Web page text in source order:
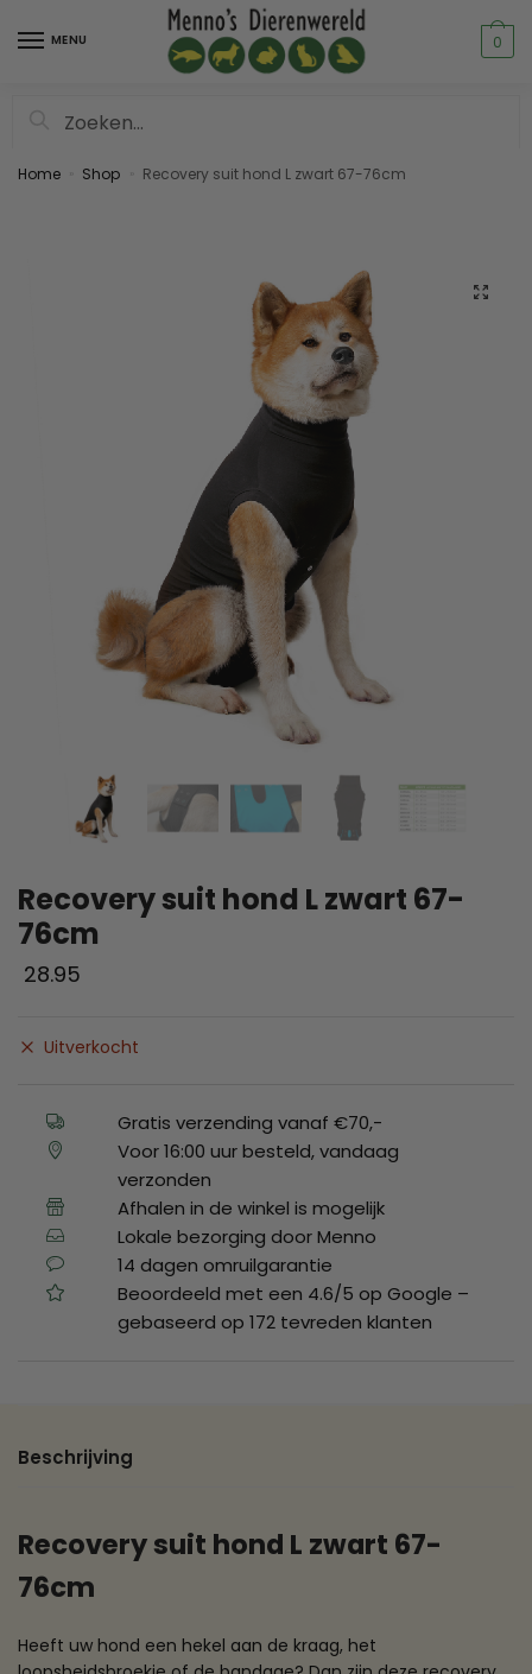
MENU 0
Home Shop Recovery suit hond L zwart 67-76cm
Recovery suit hond L zwart 67-
76cm
28.95
Uitverkocht
Gratis verzending vanaf €70,-
Voor 16:00 uur besteld, vandaag
verzonden
Afhalen in de winkel is mogelijk
Lokale bezorging door Menno
14 dagen omruilgarantie
Beoordeeld met een 4.6/5 op Google –
gebaseerd op 172 tevreden klanten
Beschrijving
Recovery suit hond L zwart 67-
76cm
Heeft uw hond een hekel aan de kraag, het